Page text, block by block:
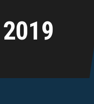
2019